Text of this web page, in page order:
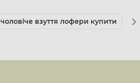
чоловіче взуття лофери купити